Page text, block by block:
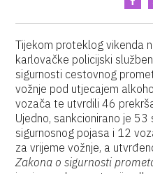
Tijekom proteklog vikenda
karlovačke policijski
sigurnosti cestovnog
vožnje pod utjecajem
vozača te utvrdili 46
Ujedno, sankcionirano je
sigurnosnog pojasa i 12
za vrijeme vožnje, a
Zakona o sigurnosti